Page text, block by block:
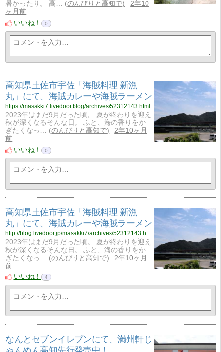
暑かったり。 高… のんびりと高知で
2年10
ヶ月前
いいね！
0
高知県土佐市宇佐「海賊料理 新漁
丸」にて、海賊カレーや海賊ラーメン
https://masakki7.livedoor.blog/archives/52312143.html
2023年はまだ9月だった頃。 夏が終わりを迎え
秋が深くなるそんな日。 ふと、海の香りをか
ぎたくなっ…
のんびりと高知で
2年10ヶ月
前
いいね！
0
高知県土佐市宇佐「海賊料理 新漁
丸」にて、海賊カレーや海賊ラーメン
http://blog.livedoor.jp/masakki7/archives/52312143.html
2023年はまだ9月だった頃。 夏が終わりを迎え
秋が深くなるそんな日。 ふと、海の香りをか
ぎたくなっ…
のんびりと高知で
2年10ヶ月
前
いいね！
4
なんとセブンイレブンにて、満州軒じ